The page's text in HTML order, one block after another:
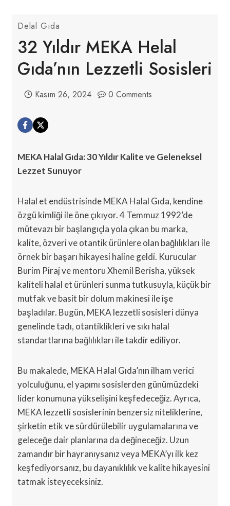
Delal Gıda
32 Yıldır MEKA Helal
Gıda’nın Lezzetli Sosisleri
Kasım 26, 2024 0 Comments
MEKA Halal Gıda: 30 Yıldır Kalite ve Geleneksel
Lezzet Sunuyor
Halal et endüstrisinde MEKA Halal Gıda, kendine
özgü kimliği ile öne çıkıyor. 4 Temmuz 1992’de
mütevazı bir başlangıçla yola çıkan bu marka,
kalite, özveri ve otantik ürünlere olan bağlılıkları ile
örnek bir başarı hikayesi haline geldi. Kurucular
Burim Piraj ve mentoru Xhemil Berisha, yüksek
kaliteli halal et ürünleri sunma tutkusuyla, küçük bir
mutfak ve basit bir dolum makinesi ile işe
başladılar. Bugün, MEKA lezzetli sosisleri dünya
genelinde tadı, otantiklikleri ve sıkı halal
standartlarına bağlılıkları ile takdir ediliyor.
Bu makalede, MEKA Halal Gıda’nın ilham verici
yolculuğunu, el yapımı sosislerden günümüzdeki
lider konumuna yükselişini keşfedeceğiz. Ayrıca,
MEKA lezzetli sosislerinin benzersiz niteliklerine,
şirketin etik ve sürdürülebilir uygulamalarına ve
geleceğe dair planlarına da değineceğiz. Uzun
zamandır bir hayranıysanız veya MEKA’yı ilk kez
keşfediyorsanız, bu dayanıklılık ve kalite hikayesini
tatmak isteyeceksiniz.